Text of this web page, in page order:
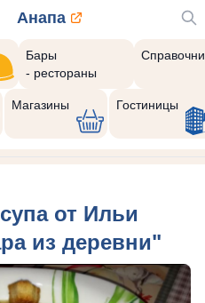
Анапа
Бары
- рестораны
Магазины Гостиницы
от Ильи
из деревни"